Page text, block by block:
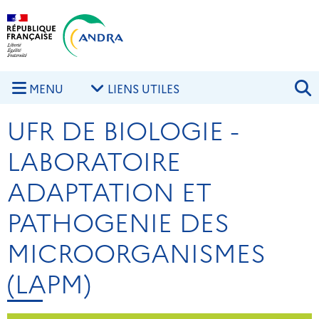
Aller au contenu principal
MENU LIENS UTILES
UFR DE BIOLOGIE -
LABORATOIRE
ADAPTATION ET
PATHOGENIE DES
MICROORGANISMES
(LAPM)